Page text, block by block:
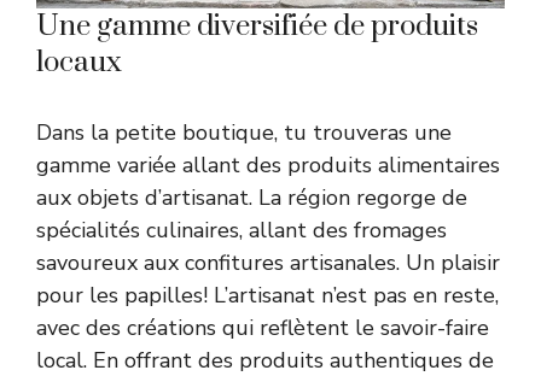
Une gamme diversifiée de produits
locaux
Dans la petite boutique, tu trouveras une
gamme variée allant des produits alimentaires
aux objets d’artisanat. La région regorge de
spécialités culinaires, allant des fromages
savoureux aux confitures artisanales. Un plaisir
pour les papilles! L’artisanat n’est pas en reste,
avec des créations qui reflètent le savoir-faire
local. En offrant des produits authentiques de